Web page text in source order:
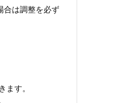
合は調整を必ず
ます。